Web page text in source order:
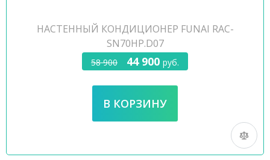
НАСТЕННЫЙ КОНДИЦИОНЕР FUNAI RAC-
SN70HP.D07
58 900 44 900 руб.